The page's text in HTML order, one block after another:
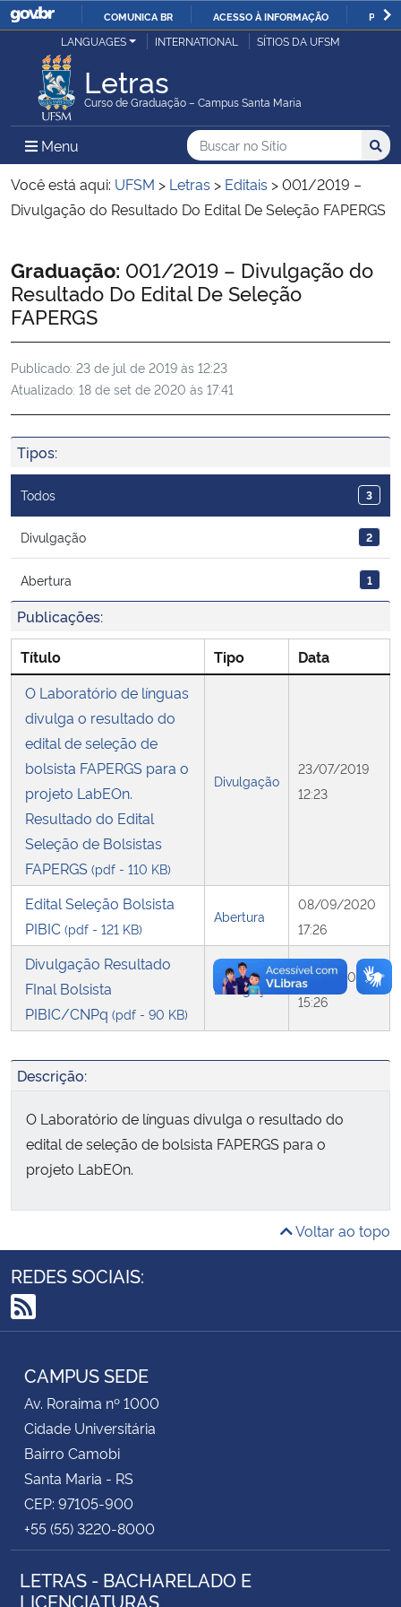
IR
COMUNICA BR ACESSO À INFORMAÇÃO
Ministério da Justiça e Segurança Pública
Ministério da Defesa
Ministério das Relações Exteriores
Ministério da Infraestrutura
Ministério da Agricultura, Pecuária e Abastecimento
Ministério da Educação
Ministério da Cidadania
Ministério da Saúde
Ministério da Ciência, Tecnologia, Inovações e Comunicações
Ministério do Meio Ambiente
Ministério do Turismo
Ministério do Desenvolvimento Regional
Controladoria-Geral da União
Ministério da Mulher, da Família e dos Direitos Humanos
Secretaria-Geral
Gabinete de Segurança Institucional
Advocacia-Geral da União
Banco Central do Brasil
Planalto
LANGUAGES INTERNATIONAL SÍTIOS DA UFSM
Letras
Curso de Graduação – Campus Santa Maria
Menu Menu Principal do Sítio
Busca
Buscar no no Sítio
Busca:
Você está aqui: UFSM > Letras > Editais >001/2019 –
Divulgação do Resultado Do Edital De Seleção FAPERGS
Início do conteúdo
Graduação: 001/2019 – Divulgação do
Resultado Do Edital De Seleção
FAPERGS
Publicado: 23 de jul de 2019 às 12:23
Atualizado: 18 de set de 2020 às 17:41
Tipos:
Todos 3
Divulgação 2
Abertura 1
Publicações:
Título Tipo
Data
O Laboratório de línguas
divulga o resultado do
edital de seleção de
bolsista FAPERGS para o
projeto LabEOn.
Resultado do Edital
Seleção de Bolsistas
FAPERGS (pdf - 110 KB)
Divulgação
23/07/2019
12:23
Edital Seleção Bolsista
PIBIC (pdf - 121 KB)
Abertura
08/09/2020
17:26
Divulgação Resultado
FInal Bolsista
PIBIC/CNPq (pdf - 90 KB)
Divulgação
15/09/2020
15:26
Descrição:
O Laboratório de línguas divulga o resultado do
edital de seleção de bolsista FAPERGS para o
projeto LabEOn.
Voltar ao topo
REDES SOCIAIS:
RSS
CAMPUS SEDE
Av. Roraima nº 1000
Cidade Universitária
Bairro Camobi
Santa Maria - RS
CEP: 97105-900
+55 (55) 3220-8000
LETRAS - BACHARELADO E
LICENCIATURAS